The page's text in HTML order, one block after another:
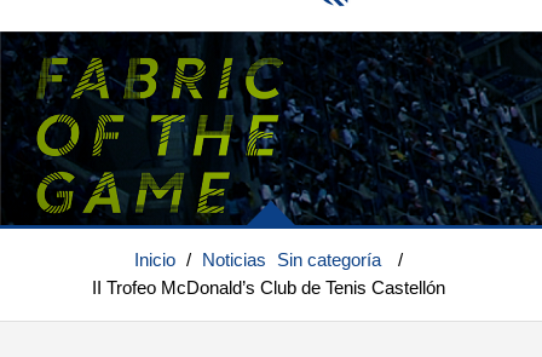
Inicio / Noticias Sin categoría
/
II Trofeo McDonald’s Club de Tenis Castellón